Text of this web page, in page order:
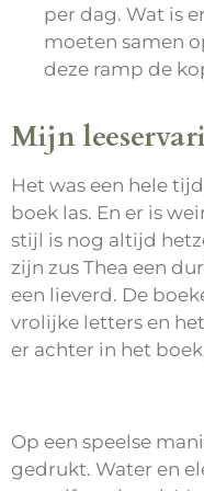
per dag. Wat is
moeten samen
deze ramp de
Mijn
Het was een hele
boek las. En er is
stijl is nog altijd
zijn zus Thea een
een lieverd. De
vrolijke letters en
er achter in het boek
Op een speelse
gedrukt. Water en